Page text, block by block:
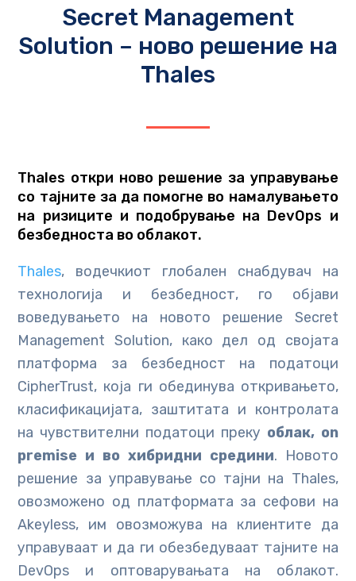
Secret Management
Solution – ново решение на
Thales
Thales откри ново решение за управување
со тајните за да помогне во намалувањето
на ризиците и подобрување на DevOps и
безбедноста во облакот.
Thales, водечкиот глобален снабдувач на
технологија и безбедност, го објави
воведувањето на новото решение Secret
Management Solution, како дел од својата
платформа за безбедност на податоци
CipherTrust, која ги обединува откривањето,
класификацијата, заштитата и контролата
на чувствителни податоци преку облак, on
premise и во хибридни средини. Новото
решение за управување со тајни на Thales,
овозможено од платформата за сефови на
Akeyless, им овозможува на клиентите да
управуваат и да ги обезбедуваат тајните на
DevOps и оптоварувањата на облакот.